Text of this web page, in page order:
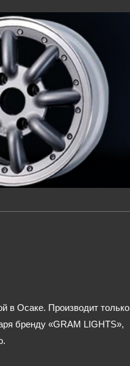
в Осаке. Производит только
бренду «GRAM LIGHTS»,